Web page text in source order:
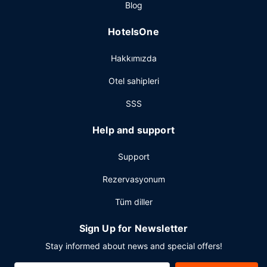
Misafirler için hızlı çıkış, 24 saat açık resepsiyon ve valiz
2 toplantı odası vardır. Ücretsiz otopark vardır.
Blog
HotelsOne
Hakkımızda
Otel sahipleri
SSS
Help and support
Support
Rezervasyonum
Tüm diller
Sign Up for Newsletter
Stay informed about news and special offers!